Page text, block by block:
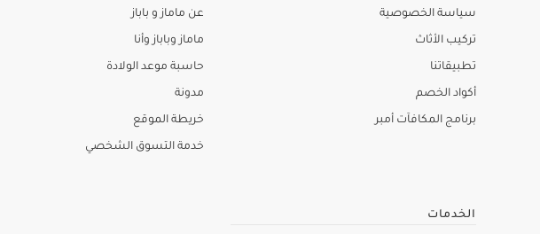
سياسة الخصوصية
تركيب الأثاث
تطبيقاتنا
أكواد الخصم
برنامج المكافآت أمبر
عن ماماز و باباز
ماماز وباباز وأنا
حاسبة موعد الولادة
مدونة
خريطة الموقع
خدمة التسوق الشخصي
الخدمات